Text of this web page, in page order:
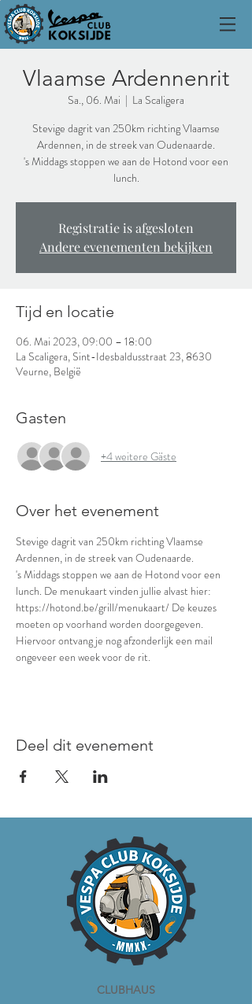
Vlaamse Ardennenrit
Sa., 06. Mai
  |
La Scaligera
Stevige dagrit van 250km richting Vlaamse
Ardennen, in de streek van Oudenaarde.
's Middags stoppen we aan de Hotond voor een
Registratie is afgesloten
Andere evenementen bekijken
Tijd en locatie
06. Mai 2023, 09:00 – 18:00
La Scaligera, Sint-Idesbaldusstraat 23, 8630
Veurne, België
Gasten
+4 weitere Gäste
Over het evenement
Stevige dagrit van 250km richting Vlaamse
Ardennen, in de streek van Oudenaarde.
's Middags stoppen we aan de Hotond voor een
lunch. De menukaart vinden jullie alvast hier:
https://hotond.be/grill/menukaart/ De keuzes
moeten op voorhand worden doorgegeven.
Hiervoor ontvang je nog afzonderlijk een mail
ongeveer een week voor de rit.
Deel dit evenement
CLUBHAUS